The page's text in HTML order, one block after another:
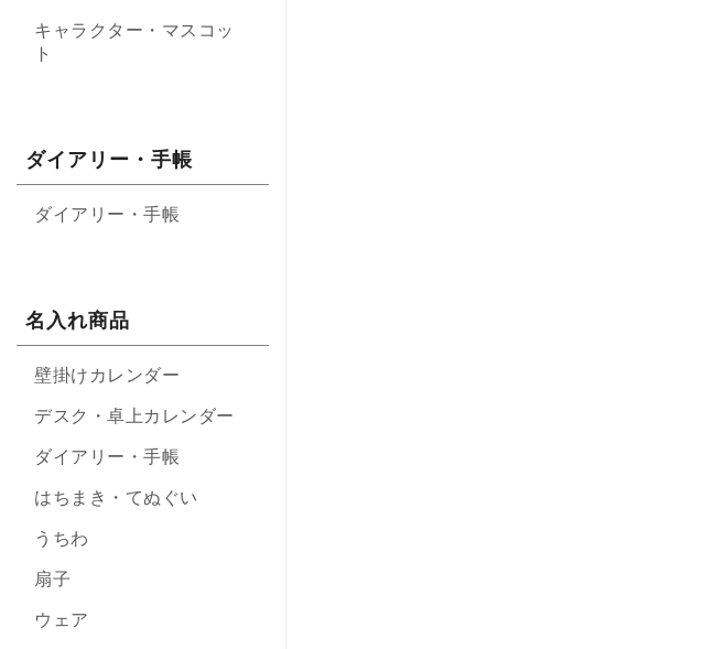
キャラクター・マスコッ
ト
ダイアリー・手帳
ダイアリー・手帳
名入れ商品
壁掛けカレンダー
デスク・卓上カレンダー
ダイアリー・手帳
はちまき・てぬぐい
うちわ
扇子
ウェア